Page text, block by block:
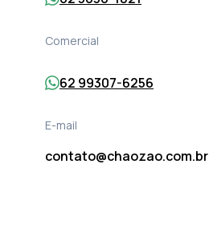
Comercial
62 99307-6256
E-mail
contato@chaozao.com.br